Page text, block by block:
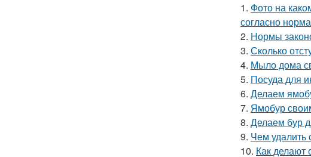
1. Фото на
согласно
2. Нормы
3. Сколько
4. Мыло дома
5. Посуда для
6. Делаем
7. Ямобур
8. Делаем бур
9. Чем удалить
10. Как делают